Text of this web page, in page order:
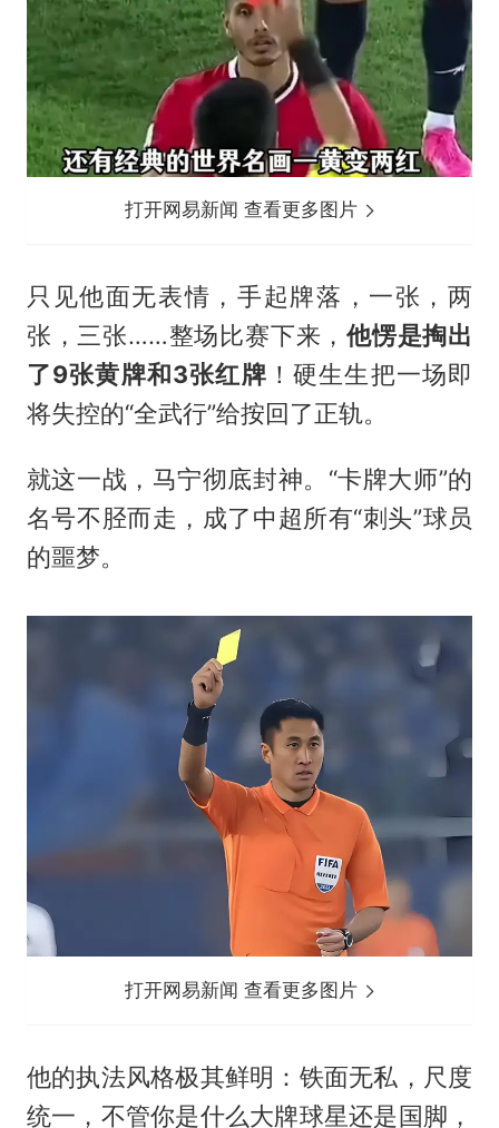
打开网易新闻 查看更多图片
只见他面无表情，手起牌落，一张，两
张，三张……整场比赛下来，他愣是掏出
了9张黄牌和3张红牌 ！硬生生把一场即
将失控的“全武行”给按回了正轨。
就这一战，马宁彻底封神。“卡牌大师”的
名号不胫而走，成了中超所有“刺头”球员
的噩梦。
打开网易新闻 查看更多图片
他的执法风格极其鲜明：铁面无私，尺度
统一，不管你是什么大牌球星还是国脚，